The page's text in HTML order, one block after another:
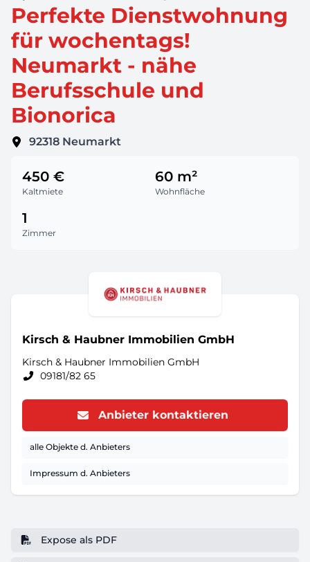
Perfekte Dienstwohnung
für wochentags!
Neumarkt - nähe
Berufsschule und
Bionorica
92318 Neumarkt
Kaltmiete
450 €
Wohnfläche
60 m²
Zimmer
1
Kirsch & Haubner Immobilien GmbH
Kirsch & Haubner Immobilien GmbH
09181/82 65
Anbieter kontaktieren
alle Objekte d. Anbieters
Impressum d. Anbieters
Expose als PDF